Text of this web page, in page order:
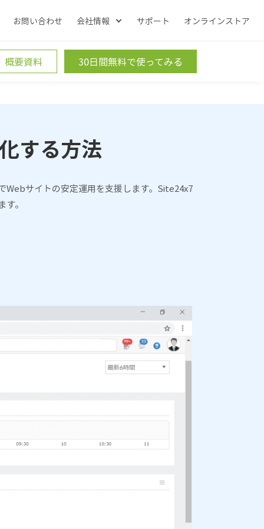
お問い合わせ 会社情報 サポート オンラインストア
概要資料 30日間無料で使ってみる
する方法
Webサイトの安定運用を支援します。Site24x7
。